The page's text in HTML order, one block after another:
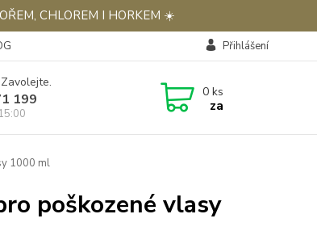
CHLOREM I HORKEM ☀️
Přihlášení
199 0 ks
za
1000 ml
poškozené vlasy